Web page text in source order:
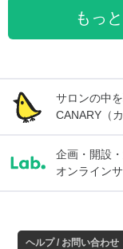
もっ
サロンの中
CANARY（
企画・開設
オンライン
ヘルプ / お問い合わせ